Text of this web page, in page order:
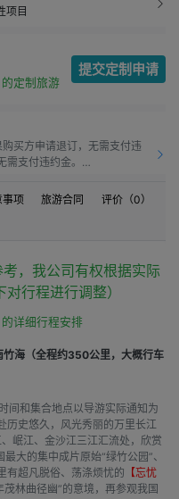
项目
定制旅游
提交定制申请
买方申请退订，无需支付违
支付违约金。
例支付违约金。如果是销售方
约金。
费开始时间：如果购买方申
金。如果是销售方申请退
申请退订，需要按100%比
事项 旅游合同 评价（0）
考，我公司有权根据实际
行程进行调整）
详细行程安排
（全程约350公里，大概行车
间和集合地点以导游实际通知为
历史悠久，风光秀丽的万里长江
岷江、金沙江三江汇流处，欣赏
大的集中成片原始“绿竹公园”、
有超凡脱俗、荡涤烦忧的 【忘忧
林曲径幽”的意境，再参观我国